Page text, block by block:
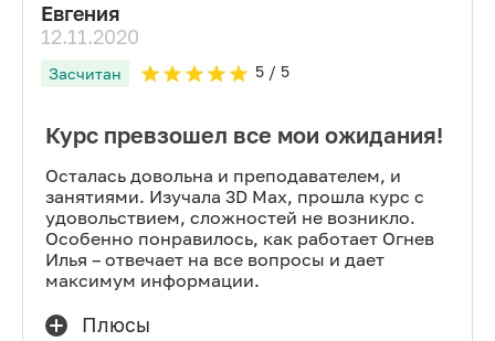
Евгения
12.11.2020
Засчитан 5/ 5
Курс превзошел все мои ожидания!
Осталась довольна и преподавателем, и
занятиями. Изучала 3D Max, прошла курс с
удовольствием, сложностей не возникло.
Особенно понравилось, как работает Огнев
Илья – отвечает на все вопросы и дает
максимум информации.
Плюсы